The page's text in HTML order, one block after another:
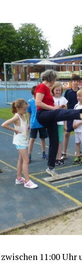
11:00